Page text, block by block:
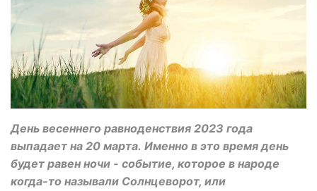
День весеннего равноденствия 2023 года
выпадает на 20 марта. Именно в это время день
будет равен ночи - событие, которое в народе
когда-то называли Солнцеворот, или